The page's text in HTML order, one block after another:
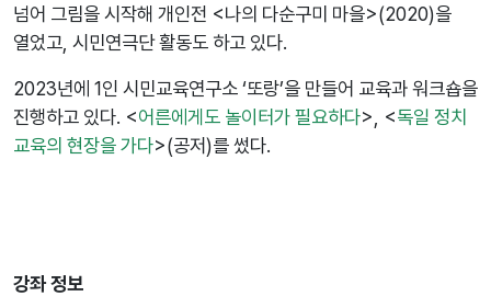
넘어 그림을 시작해 개인전 <나의 다순구미 마을>(2020)을
열었고, 시민연극단 활동도 하고 있다.
2023년에 1인 시민교육연구소 ‘또랑’을 만들어 교육과 워크숍을
진행하고 있다. <어른에게도 놀이터가 필요하다>, <독일 정치
교육의 현장을 가다>(공저)를 썼다.
강좌 정보